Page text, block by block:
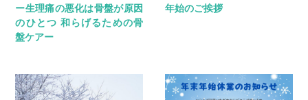
ー生理痛の悪化は骨盤が原因
のひとつ 和らげるための骨
盤ケアー
年始のご挨拶